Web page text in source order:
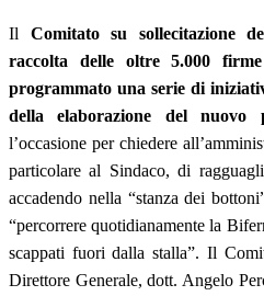
Il Comitato su sollecitazione
raccolta delle oltre 5.000
programmato una serie di
della elaborazione del nuovo
l’occasione per chiedere
particolare al Sindaco, di
accadendo nella “stanza dei
“percorrere quotidianamente la
scappati fuori dalla stalla”. Il
Direttore Generale, dott. Angelo